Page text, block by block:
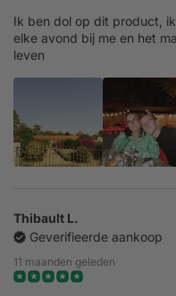
Ik ben dol op dit product,
elke avond bij me en het
leven
Thibault L.
Geverifieerde aankoop
11 maanden geleden